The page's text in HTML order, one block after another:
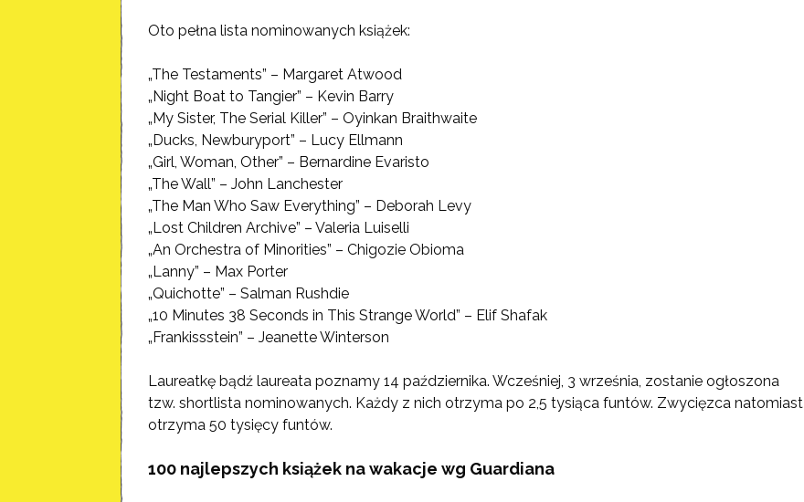
Oto pełna lista nominowanych książek:
„The Testaments” – Margaret Atwood
„Night Boat to Tangier” – Kevin Barry
„My Sister, The Serial Killer” – Oyinkan Braithwaite
„Ducks, Newburyport” – Lucy Ellmann
„Girl, Woman, Other” – Bernardine Evaristo
„The Wall” – John Lanchester
„The Man Who Saw Everything” – Deborah Levy
„Lost Children Archive” – Valeria Luiselli
„An Orchestra of Minorities” – Chigozie Obioma
„Lanny” – Max Porter
„Quichotte” – Salman Rushdie
„10 Minutes 38 Seconds in This Strange World” – Elif Shafak
„Frankissstein” – Jeanette Winterson
Laureatkę bądź laureata poznamy 14 października. Wcześniej, 3 września, zostanie ogłoszona
tzw. shortlista nominowanych. Każdy z nich otrzyma po 2,5 tysiąca funtów. Zwycięzca natomiast
otrzyma 50 tysięcy funtów.
100 najlepszych książek na wakacje wg Guardiana